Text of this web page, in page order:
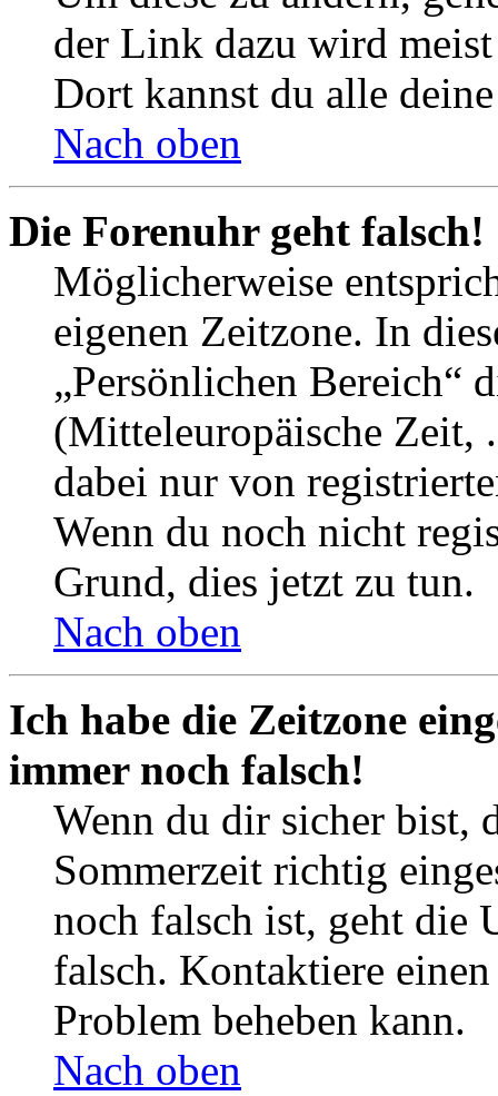
der Link dazu wird
Dort kannst du alle
Nach oben
Die Forenuhr geht falsch!
Möglicherweise
eigenen Zeitzone. In
„Persönlichen Bereich“
(Mitteleuropäische Zeit,
dabei nur von
Wenn du noch nicht
Grund, dies jetzt zu tun.
Nach oben
Ich habe die Zeitzone
immer noch falsch!
Wenn du dir sicher bist,
Sommerzeit richtig
noch falsch ist, geht die
falsch. Kontaktiere
Problem beheben kann.
Nach oben